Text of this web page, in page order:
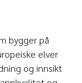
bygger på
elver
og innsikt